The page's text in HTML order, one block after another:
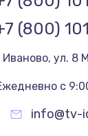
Заказать
900 руб.
Заказать
Не
(800)
Иваново, ул. 8
с
info@tv-